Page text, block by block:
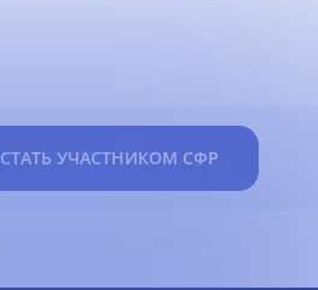
СТАТЬ УЧАСТНИКОМ СФР